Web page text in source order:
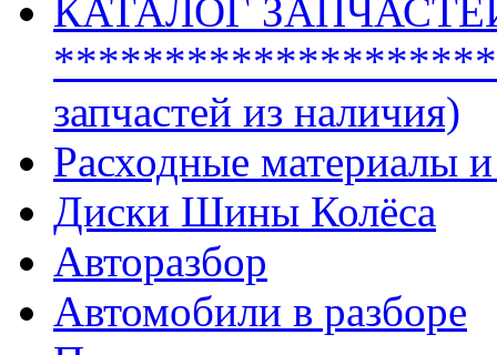
КАТАЛОГ
запчастей из наличия)
Расходные материалы
Диски Шины Колёса
Авторазбор
Автомобили в разборе